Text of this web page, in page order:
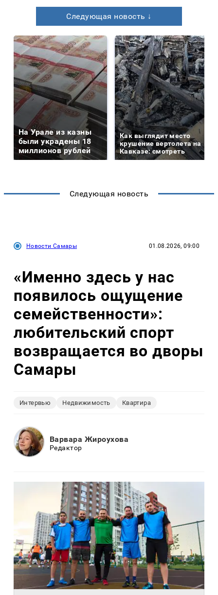
Следующая новость ↓
На Урале из казны
были украдены 18
миллионов рублей
Как выглядит место
крушение вертолета на
Кавказе: смотреть
Следующая новость
Новости Самары 01.08.2026, 09:00
«Именно здесь у нас
появилось ощущение
семейственности»:
любительский спорт
возвращается во дворы
Самары
Интервью Недвижимость Квартира
Варвара Жироухова
Редактор